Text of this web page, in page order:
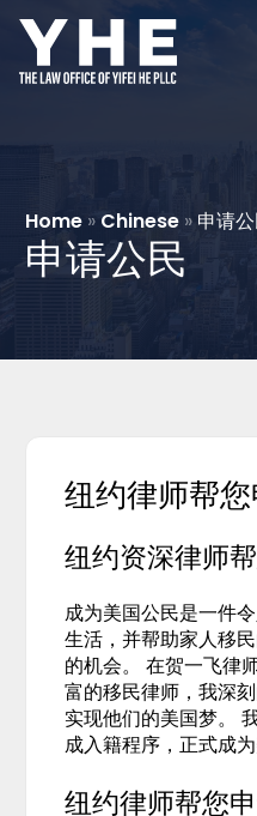
Home » Chinese » 申请
申请公民
纽约律师帮
纽约资深律师
成为美国公民是一件
生活，并帮助家人移
的机会。 在贺一飞律
富的移民律师，我深
实现他们的美国梦。
成入籍程序，正式成为
纽约律师帮您